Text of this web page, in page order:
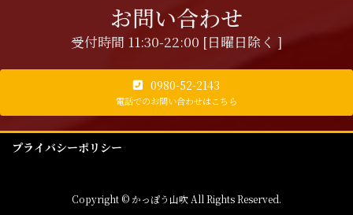
お問い合わせ
受付時間 11:30-22:00 [日曜日除く ]
0980-52-2143
電話でのお問い合わせはこちら
プライバシーポリシー
Copyright © かっぽう山吹 All Rights Reserved.